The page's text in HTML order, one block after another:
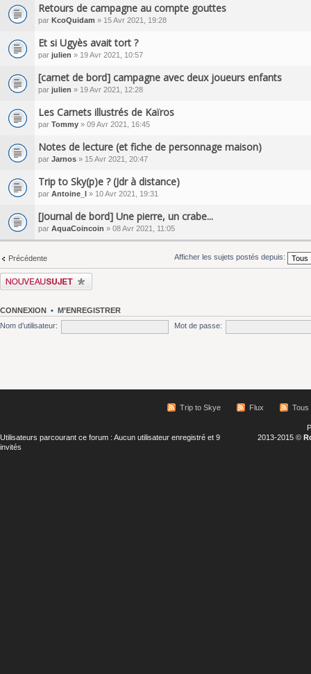
Retours de campagne au compte gouttes
par KcoQuidam » 15 Avr 2021, 19:28
Et si Ugyès avait tort ?
par julien » 19 Avr 2021, 10:57
[carnet de bord] campagne avec deux joueurs enfants
par julien » 19 Avr 2021, 12:28
Les Carnets illustrés de Kaïros
par Tommy » 09 Avr 2021, 16:45
Notes de lecture (et fiche de personnage maison)
par Jarnos » 15 Avr 2021, 20:47
Trip to Sky(p)e ? (Jdr à distance)
par Antoine_l » 10 Avr 2021, 19:31
[Journal de bord] Une pierre, un crabe...
par AquaCoincoin » 08 Avr 2021, 11:05
Précédente Afficher les sujets postés depuis:
Écrire un nouveau sujet
CONNEXION • M’ENREGISTRER
Nom d’utilisateur:
Mot de passe:
Trip to Skye Flux Tous
Utilisateurs parcourant ce forum : Aucun utilisateur enregistré et 9
invités
2013-2015 ©